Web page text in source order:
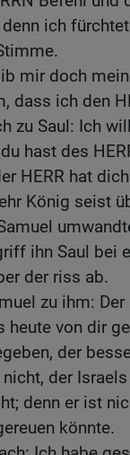
ich
mir doch
dass ich den
zu Saul: Ich
hast des
HERR hat
König seist
ihn Saul bei
der riss ab.
zu ihm: Der
heute von dir
der
der
denn er ist
könnte.